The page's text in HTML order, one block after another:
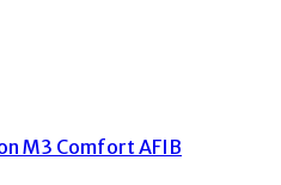
M3 Comfort AFIB